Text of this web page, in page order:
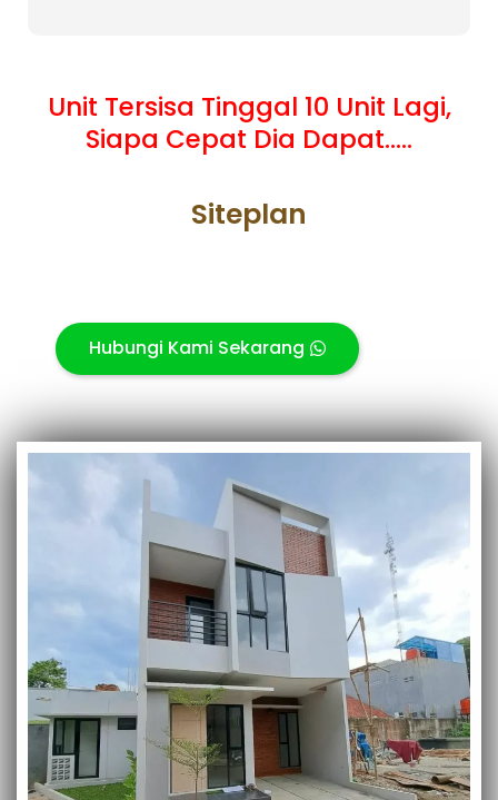
Unit Tersisa Tinggal 10 Unit Lagi,
Siapa Cepat Dia Dapat.....
Siteplan
Hubungi Kami Sekarang